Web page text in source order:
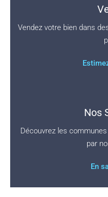
Vendez votre bien dans
Nos
Découvrez les
par
En